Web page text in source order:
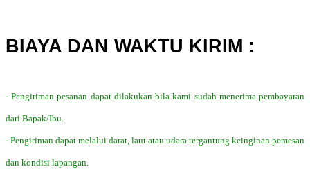
BIAYA DAN WAKTU KIRIM :
- Pengiriman pesanan dapat dilakukan bila kami sudah menerima pembayaran
dari Bapak/Ibu.
- Pengiriman dapat melalui darat, laut atau udara tergantung keinginan pemesan
dan kondisi lapangan.